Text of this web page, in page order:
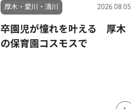
厚木・愛川・清川 2026.08.05
卒園児が憧れを叶える 厚木
の保育園コスモスで